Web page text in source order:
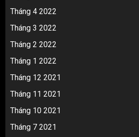
Tháng 4 2022
Tháng 3 2022
Tháng 2 2022
Tháng 1 2022
Tháng 12 2021
Tháng 11 2021
Tháng 10 2021
Tháng 7 2021